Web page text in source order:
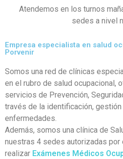
Atendemos en los turnos
sedes a nivel
Empresa especialista en salud
Porvenir
Somos una red de clínicas
en el rubro de salud ocupacional,
servicios de Prevención,
través de la identificación,
enfermedades.
Además, somos una clínica de
nuestras 4 sedes autorizadas por
realizar Exámenes Médicos